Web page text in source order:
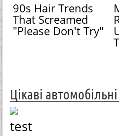
90s Hair Trends
That Screamed
"Please Don't Try"
Цікаві автомобільні
test